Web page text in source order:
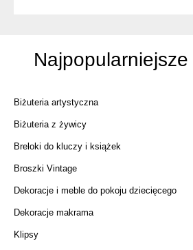
Biżuteria artystyczna
Biżuteria z żywicy
Breloki do kluczy i książek
Broszki Vintage
Dekoracje i meble do pokoju dziecięcego
Dekoracje makrama
Klipsy